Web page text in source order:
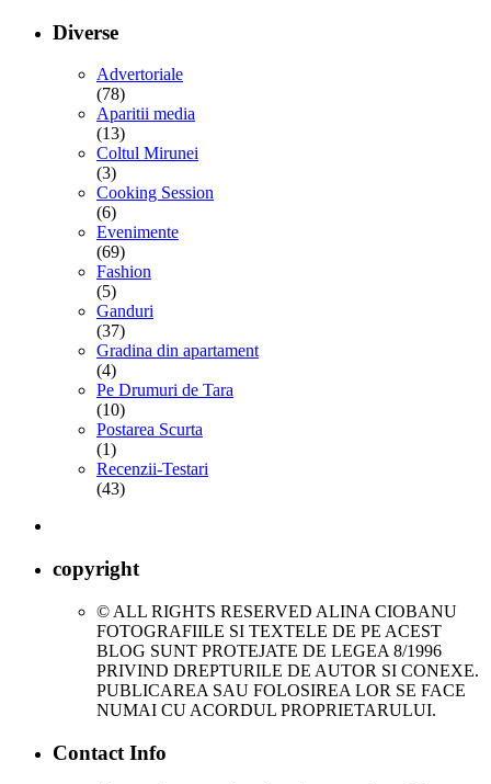
Diverse
Advertoriale
(78)
Aparitii media
(13)
Coltul Mirunei
(3)
Cooking Session
(6)
Evenimente
(69)
Fashion
(5)
Ganduri
(37)
Gradina din apartament
(4)
Pe Drumuri de Tara
(10)
Postarea Scurta
(1)
Recenzii-Testari
(43)
copyright
© ALL RIGHTS RESERVED ALINA CIOBANU
FOTOGRAFIILE SI TEXTELE DE PE ACEST
BLOG SUNT PROTEJATE DE LEGEA 8/1996
PRIVIND DREPTURILE DE AUTOR SI CONEXE.
PUBLICAREA SAU FOLOSIREA LOR SE FACE
NUMAI CU ACORDUL PROPRIETARULUI.
Contact Info